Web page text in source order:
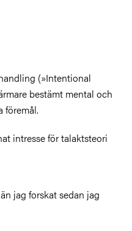
(»Intentional
bestämt mental och
föremål.
intresse för talaktsteori
jag forskat sedan jag